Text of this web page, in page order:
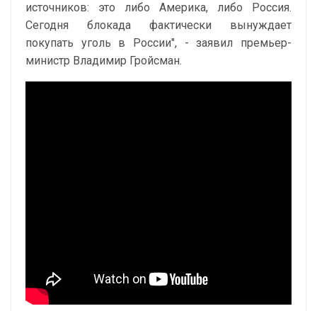
источников: это либо Америка, либо Россия.
Сегодня блокада фактически вынуждает
покупать уголь в России", - заявил премьер-
министр Владимир Гройсман.